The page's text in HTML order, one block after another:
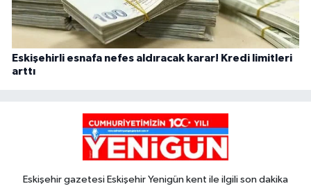
Eskişehirli esnafa nefes aldıracak karar! Kredi limitleri
arttı
Eskişehir gazetesi Eskişehir Yenigün kent ile ilgili son dakika